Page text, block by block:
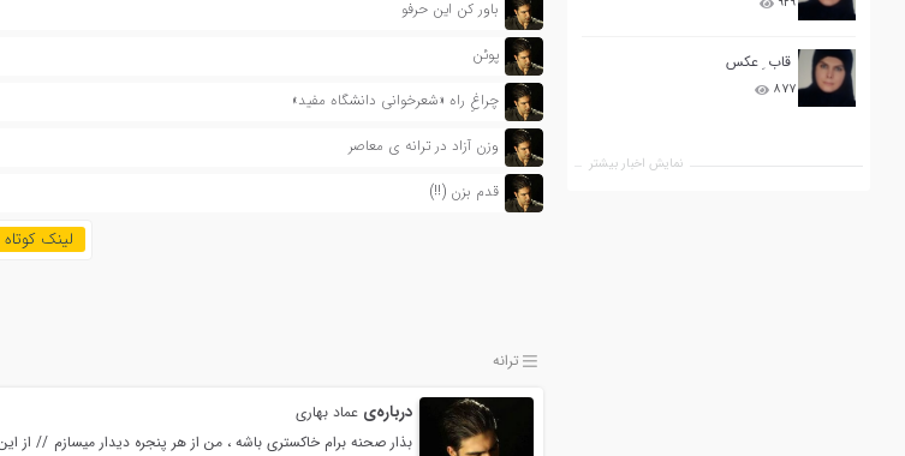
قاب ِ عکس
۸۷۷
نمایش اخبار بیشتر
باور کن این حرفو
پوئن
چراغِ راه «شعرخوانی دانشگاه مفید»
وزن آزاد در ترانه ی معاصر
قدم بزن (!!)
ترانه
درباره‌یعماد بهاری
بذار صحنه برام خاکستری باشه ، من از هر پنجره دیدار میسازم // از